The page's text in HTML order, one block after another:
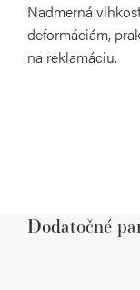
Nadmerná
deformáciám,
na reklamáciu.
Dodatočné